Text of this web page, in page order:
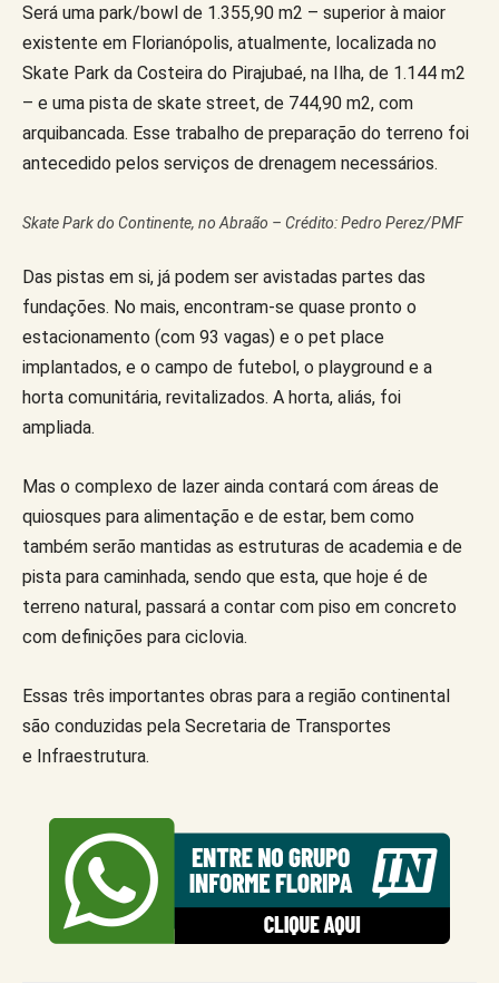
Será uma park/bowl de 1.355,90 m2 – superior à maior
existente em Florianópolis, atualmente, localizada no
Skate Park da Costeira do Pirajubaé, na Ilha, de 1.144 m2
– e uma pista de skate street, de 744,90 m2, com
arquibancada. Esse trabalho de preparação do terreno foi
antecedido pelos serviços de drenagem necessários.
Skate Park do Continente, no Abraão – Crédito: Pedro Perez/PMF
Das pistas em si, já podem ser avistadas partes das
fundações. No mais, encontram-se quase pronto o
estacionamento (com 93 vagas) e o pet place
implantados, e o campo de futebol, o playground e a
horta comunitária, revitalizados. A horta, aliás, foi
ampliada.
Mas o complexo de lazer ainda contará com áreas de
quiosques para alimentação e de estar, bem como
também serão mantidas as estruturas de academia e de
pista para caminhada, sendo que esta, que hoje é de
terreno natural, passará a contar com piso em concreto
com definições para ciclovia.
Essas três importantes obras para a região continental
são conduzidas pela Secretaria de Transportes
e Infraestrutura.